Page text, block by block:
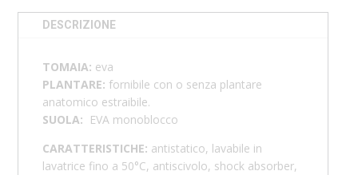
DESCRIZIONE
TOMAIA: eva
PLANTARE: fornibile con o senza plantare
anatomico estraibile.
SUOLA: EVA monoblocco
CARATTERISTICHE: antistatico, lavabile in
lavatrice fino a 50°C, antiscivolo, shock absorber,